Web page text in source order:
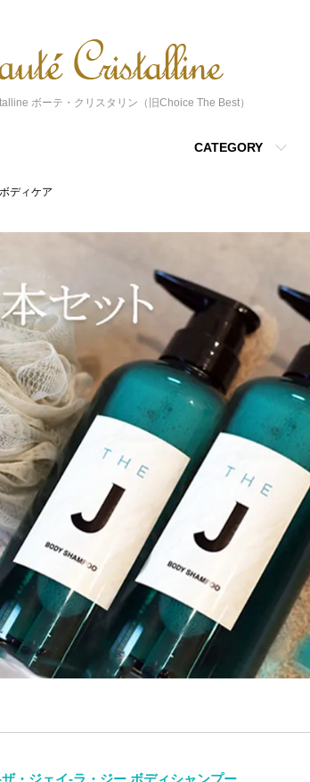
ボーテ・クリスタリン（旧Choice The Best）
CATEGORY
ボディケア
・ジェイ-ラ・ジー ボディシャンプー